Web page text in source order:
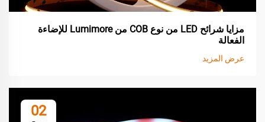
مزايا شرائح LED من نوع COB من Lumimore للإضاءة
الفعالة
عرض المزيد
02